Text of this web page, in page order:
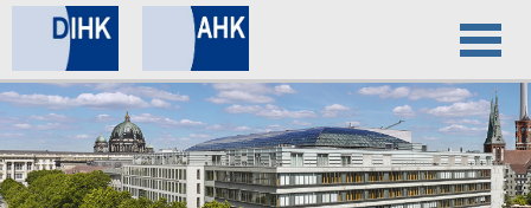
Home
Datenschutz